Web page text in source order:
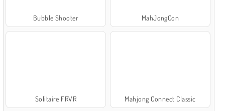
Bubble Shooter MahJongCon
Solitaire FRVR Mahjong Connect Classic